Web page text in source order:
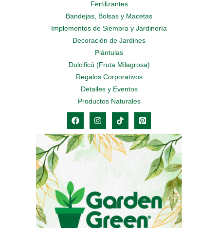
Fertilizantes
Bandejas, Bolsas y Macetas
Implementos de Siembra y Jardinería
Decoración de Jardines
Plántulas
Dulcificú (Fruta Milagrosa)
Regalos Corporativos
Detalles y Eventos
Productos Naturales